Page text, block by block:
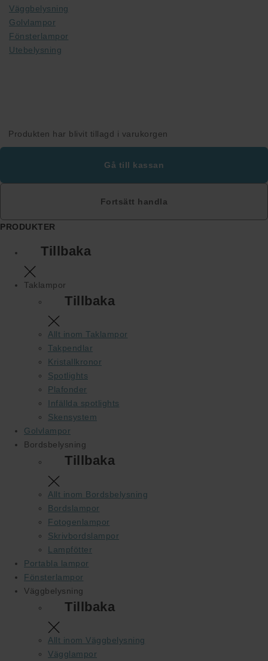
Väggbelysning
Golvlampor
Fönsterlampor
Utebelysning
Produkten har blivit tillagd i varukorgen
Gå till kassan
Fortsätt handla
PRODUKTER
Tillbaka
Taklampor
Tillbaka
Allt inom Taklampor
Takpendlar
Kristallkronor
Spotlights
Plafonder
Infällda spotlights
Skensystem
Golvlampor
Bordsbelysning
Tillbaka
Allt inom Bordsbelysning
Bordslampor
Fotogenlampor
Skrivbordslampor
Lampfötter
Portabla lampor
Fönsterlampor
Väggbelysning
Tillbaka
Allt inom Väggbelysning
Vägglampor